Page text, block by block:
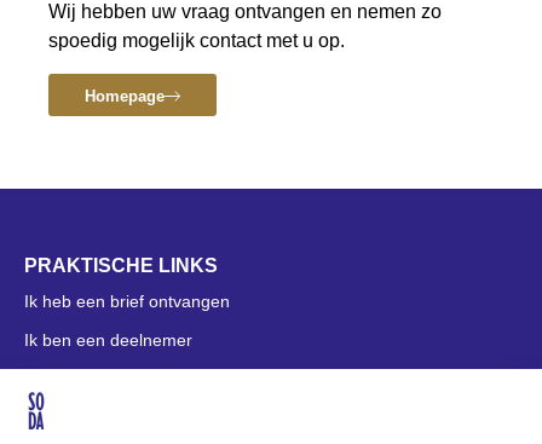
Wij hebben uw vraag ontvangen en nemen zo
spoedig mogelijk contact met u op.
Homepage
PRAKTISCHE LINKS
Ik heb een brief ontvangen
Ik ben een deelnemer
OVER SODA